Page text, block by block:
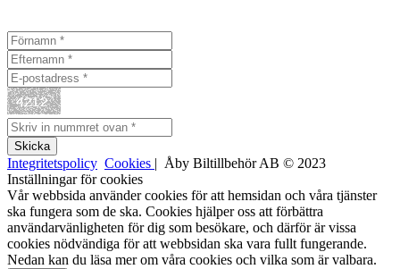
Integritetspolicy Cookies
| Åby Biltillbehör AB © 2023
Inställningar för cookies
Vår webbsida använder cookies för att hemsidan och våra tjänster
ska fungera som de ska. Cookies hjälper oss att förbättra
användarvänligheten för dig som besökare, och därför är vissa
cookies nödvändiga för att webbsidan ska vara fullt fungerande.
Nedan kan du läsa mer om våra cookies och vilka som är valbara.